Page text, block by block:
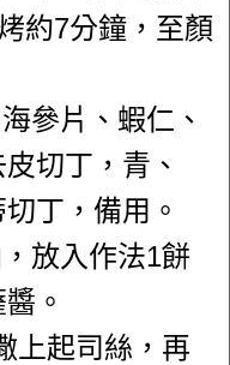
約7分鐘，至顏
參片、蝦仁、
切丁，青、
丁，備用。
放入作法1餅
。
上起司絲，再